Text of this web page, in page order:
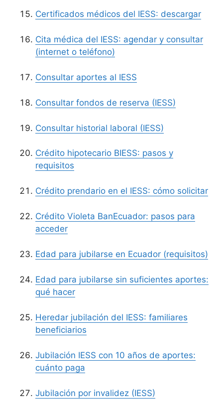
Certificados médicos del IESS: descargar
Cita médica del IESS: agendar y consultar
(internet o teléfono)
Consultar aportes al IESS
Consultar fondos de reserva (IESS)
Consultar historial laboral (IESS)
Crédito hipotecario BIESS: pasos y
requisitos
Crédito prendario en el IESS: cómo solicitar
Crédito Violeta BanEcuador: pasos para
acceder
Edad para jubilarse en Ecuador (requisitos)
Edad para jubilarse sin suficientes aportes:
qué hacer
Heredar jubilación del IESS: familiares
beneficiarios
Jubilación IESS con 10 años de aportes:
cuánto paga
Jubilación por invalidez (IESS)